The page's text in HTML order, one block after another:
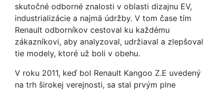
skutočné odborné znalosti v oblasti dizajnu EV,
industrializácie a najmä údržby. V tom čase tím
Renault odborníkov cestoval ku každému
zákazníkovi, aby analyzoval, udržiaval a zlepšoval
tie modely, ktoré už boli v obehu.
V roku 2011, keď bol Renault Kangoo Z.E uvedený
na trh širokej verejnosti, sa stal prvým plne